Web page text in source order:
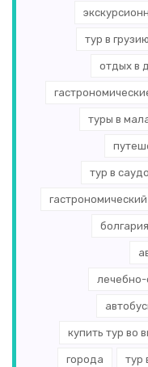
тур в грузию
отдых в
туры в
тур в
гастрономический
болгария
лечебно-
купить тур во
города тур